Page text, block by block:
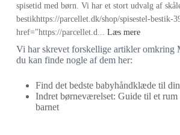
spisetid med børn. Vi har et stort udvalg af
bestikhttps://parcellet.dk/shop/spisestel-bestik-
href="https://parcellet.d... Læs mere
Vi har skrevet forskellige artikler omkring
du kan finde nogle af dem her:
Find det bedste babyhåndklæde til
Indret børneværelset: Guide til et rum
barnet